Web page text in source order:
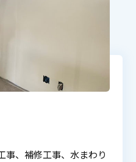
事、補修工事、水まわり